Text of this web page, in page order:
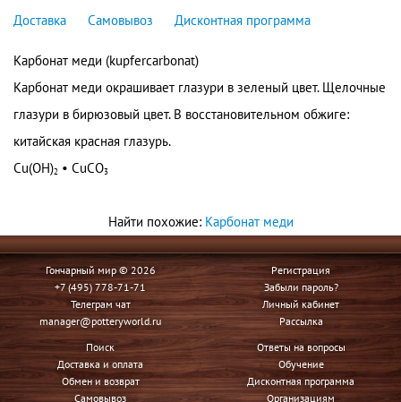
Доставка Самовывоз Дисконтная программа
Карбонат меди (kupfercarbonat)
Карбонат меди окрашивает глазури в зеленый цвет. Щелочные
глазури в бирюзовый цвет. В восстановительном обжиге:
китайская красная глазурь.
Cu(OH)2 • CuСO3
Найти похожие: Карбонат меди
Гончарный мир © 2026
+7 (495) 778-71-71
Телеграм чат
manager@potteryworld.ru
Регистрация
Забыли пароль?
Личный кабинет
Рассылка
Поиск
Доставка и оплата
Обмен и возврат
Самовывоз
Ответы на вопросы
Обучение
Дисконтная программа
Организациям